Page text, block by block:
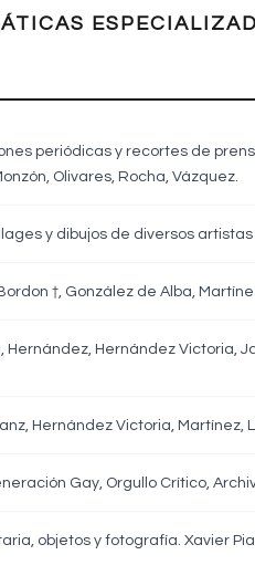
periódicas y recortes de
Olivares, Rocha, Vázquez.
y dibujos de diversos
†, González de Alba,
Hernández, Hernández Victoria,
Hernández Victoria, Martínez,
Gay, Orgullo Crítico,
objetos y fotografía. Xavier